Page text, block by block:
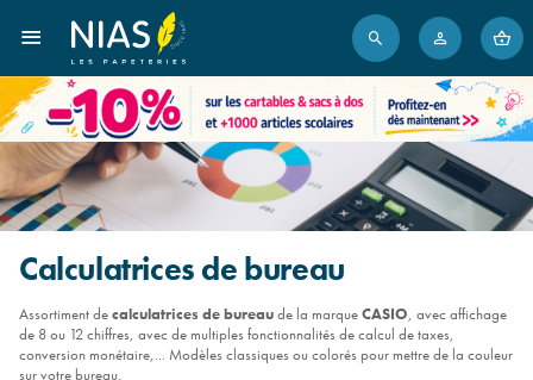
Calculatrices de bureau
Assortiment decalculatrices de bureaude la marqueCASIO, avec affichage
de 8 ou 12 chiffres, avec de multiples fonctionnalités de calcul de taxes,
conversion monétaire,... Modèles classiques ou colorés pour mettre de la couleur
sur votre bureau.